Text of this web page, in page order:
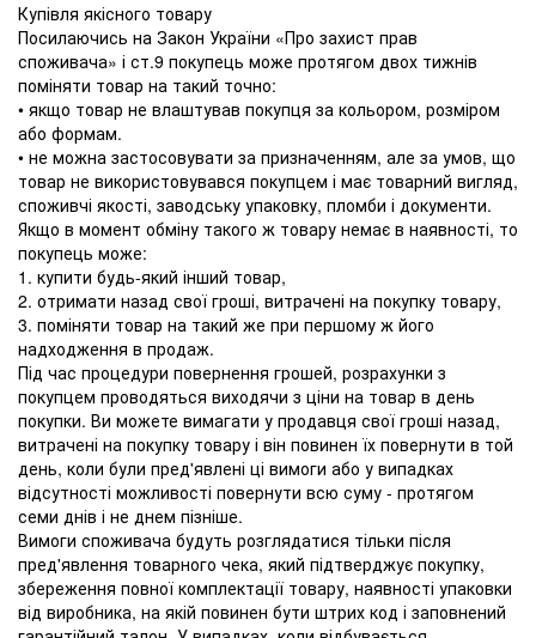
Купівля якісного товару
Посилаючись на Закон України «Про захист прав
споживача» і ст.9 покупець може протягом двох тижнів
поміняти товар на такий точно:
• якщо товар не влаштував покупця за кольором, розміром
або формам.
• не можна застосовувати за призначенням, але за умов, що
товар не використовувався покупцем і має товарний вигляд,
споживчі якості, заводську упаковку, пломби і документи.
Якщо в момент обміну такого ж товару немає в наявності, то
покупець може:
1. купити будь-який інший товар,
2. отримати назад свої гроші, витрачені на покупку товару,
3. поміняти товар на такий же при першому ж його
надходження в продаж.
Під час процедури повернення грошей, розрахунки з
покупцем проводяться виходячи з ціни на товар в день
покупки. Ви можете вимагати у продавця свої гроші назад,
витрачені на покупку товару і він повинен їх повернути в той
день, коли були пред'явлені ці вимоги або у випадках
відсутності можливості повернути всю суму - протягом
семи днів і не днем ​​пізніше.
Вимоги споживача будуть розглядатися тільки після
пред'явлення товарного чека, який підтверджує покупку,
збереження повної комплектації товару, наявності упаковки
від виробника, на якій повинен бути штрих код і заповнений